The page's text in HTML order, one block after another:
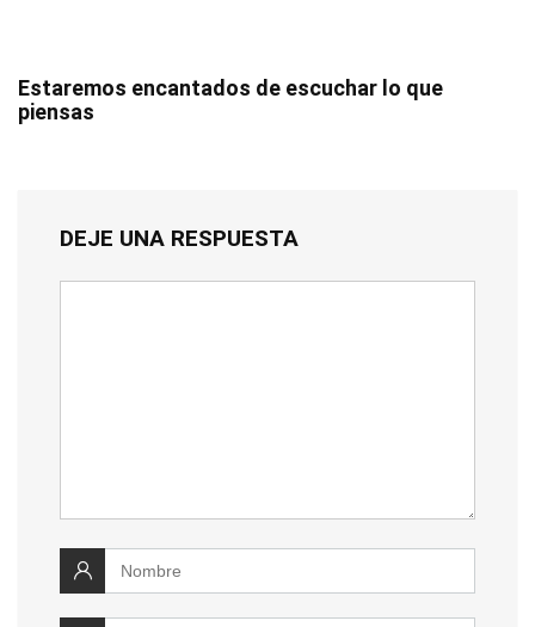
Estaremos encantados de escuchar lo que
piensas
DEJE UNA RESPUESTA